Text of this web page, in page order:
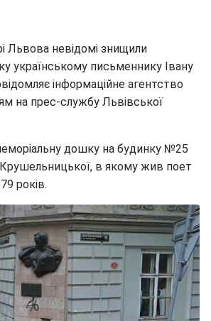
Львова невідомі знищили
українському письменнику Івану
інформаційне агентство
на прес-службу Львівської
дошку на будинку №25
Крушельницької, в якому жив поет
років.